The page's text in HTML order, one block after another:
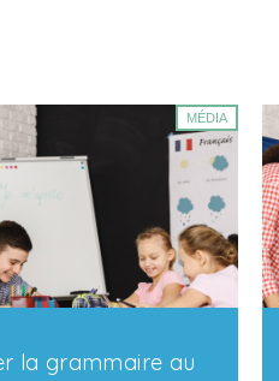
MÉDIA
la grammaire au